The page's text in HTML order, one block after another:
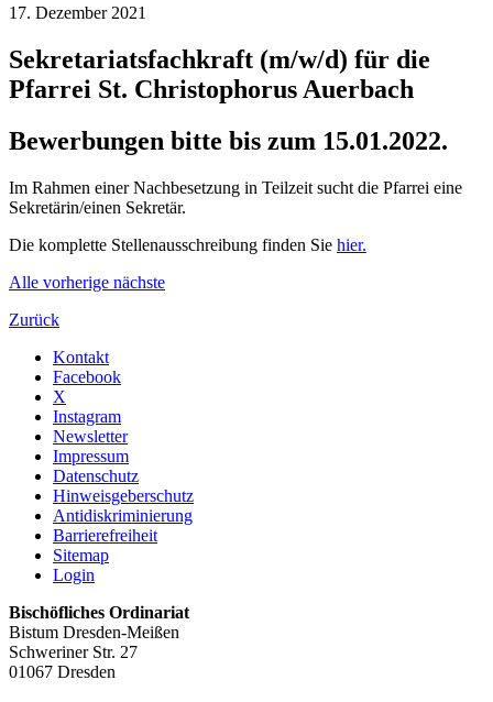
17. Dezember 2021
Sekretariatsfachkraft (m/w/d) für die
Pfarrei St. Christophorus Auerbach
Bewerbungen bitte bis zum 15.01.2022.
Im Rahmen einer Nachbesetzung in Teilzeit sucht die Pfarrei eine
Sekretärin/einen Sekretär.
Die komplette Stellenausschreibung finden Sie hier.
Alle vorherige nächste
Zurück
Kontakt
Facebook
X
Instagram
Newsletter
Impressum
Datenschutz
Hinweisgeberschutz
Antidiskriminierung
Barrierefreiheit
Sitemap
Login
Bischöfliches Ordinariat
Bistum Dresden-Meißen
Schweriner Str. 27
01067 Dresden